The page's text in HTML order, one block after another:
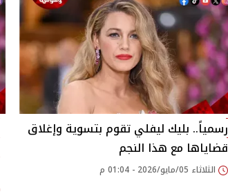
رسمياً.. بليك ليفلي تقوم بتسوية وإغلاق
قضاياها مع هذا النجم
الثلاثاء 05/مايو/2026 - 01:04 م